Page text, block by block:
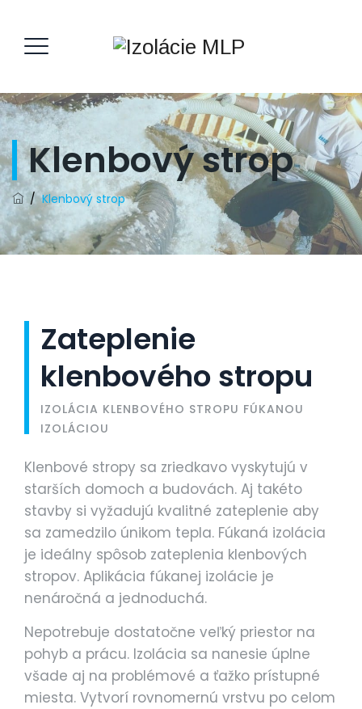
Klenbový strop
/Klenbový strop
Zateplenie
klenbového stropu
IZOLÁCIA KLENBOVÉHO STROPU FÚKANOU
IZOLÁCIOU
Klenbové stropy sa zriedkavo vyskytujú v
starších domoch a budovách. Aj takéto
stavby si vyžadujú kvalitné zateplenie aby
sa zamedzilo únikom tepla. Fúkaná izolácia
je ideálny spôsob zateplenia klenbových
stropov. Aplikácia fúkanej izolácie je
nenáročná a jednoduchá.
Nepotrebuje dostatočne veľký priestor na
pohyb a prácu. Izolácia sa nanesie úplne
všade aj na problémové a ťažko prístupné
miesta. Vytvorí rovnomernú vrstvu po celom